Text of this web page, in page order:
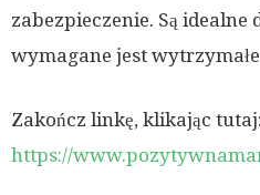
zabezpieczenie. Są idealne
wymagane jest
Zakończ linkę, klikając tutaj:
https://